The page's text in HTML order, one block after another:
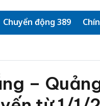
Chuyển động 389
–